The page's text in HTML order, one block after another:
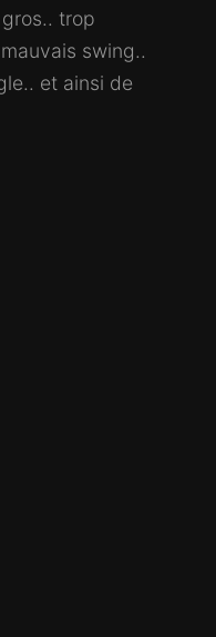
trop
swing..
et ainsi de